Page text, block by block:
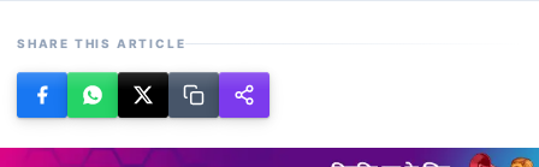
SHARE THIS ARTICLE